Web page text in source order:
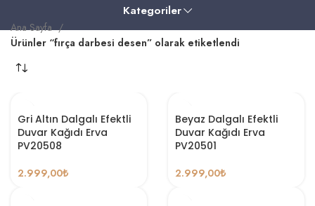
Kategoriler
Ana Sayfa
Ürünler “fırça darbesi desen” olarak etiketlendi
Gri Altın Dalgalı Efektli
Duvar Kağıdı Erva
PV20508
2.999,00₺
Beyaz Dalgalı Efektli
Duvar Kağıdı Erva
PV20501
2.999,00₺